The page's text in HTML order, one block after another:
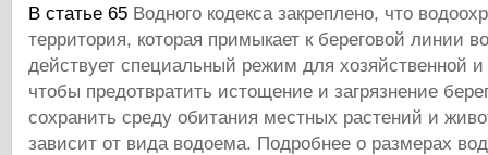
В статье 65 Водного кодекса закреплено, что
территория, которая примыкает к береговой линии
действует специальный режим для хозяйственной
чтобы предотвратить истощение и загрязнение
сохранить среду обитания местных растений и
зависит от вида водоема. Подробнее о размерах